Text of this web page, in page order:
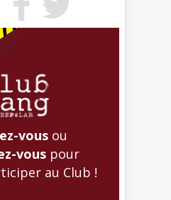
vous ou
vous pour
au Club !